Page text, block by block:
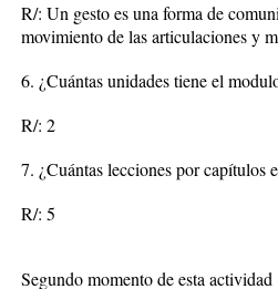
R/: Un gesto es una forma de
movimiento de las articulaciones y
6. ¿Cuántas unidades tiene el
R/: 2
7. ¿Cuántas lecciones por capítulos
R/: 5
Segundo momento de esta actividad